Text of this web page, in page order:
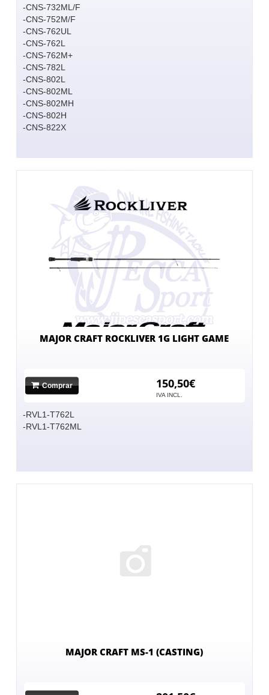
-CNS-732ML/F
-CNS-752M/F
-CNS-762UL
-CNS-762L
-CNS-762M+
-CNS-782L
-CNS-802L
-CNS-802ML
-CNS-802MH
-CNS-802H
-CNS-822X
MAJOR CRAFT ROCKLIVER 1G LIGHT GAME
Comprar 150,50€
IVA INCL.
-RVL1-T762L
-RVL1-T762ML
MAJOR CRAFT MS-1 (CASTING)